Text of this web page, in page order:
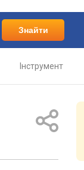
Знайти
Інструмент